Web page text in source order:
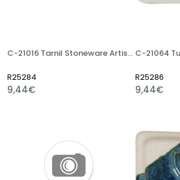
C-21016 Tarnil Stoneware Artistik Sır
R25284
9,44€
R25286
9,44€